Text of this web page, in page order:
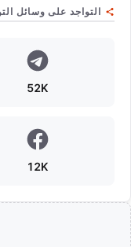
التواجد على وسائل
52K
12K